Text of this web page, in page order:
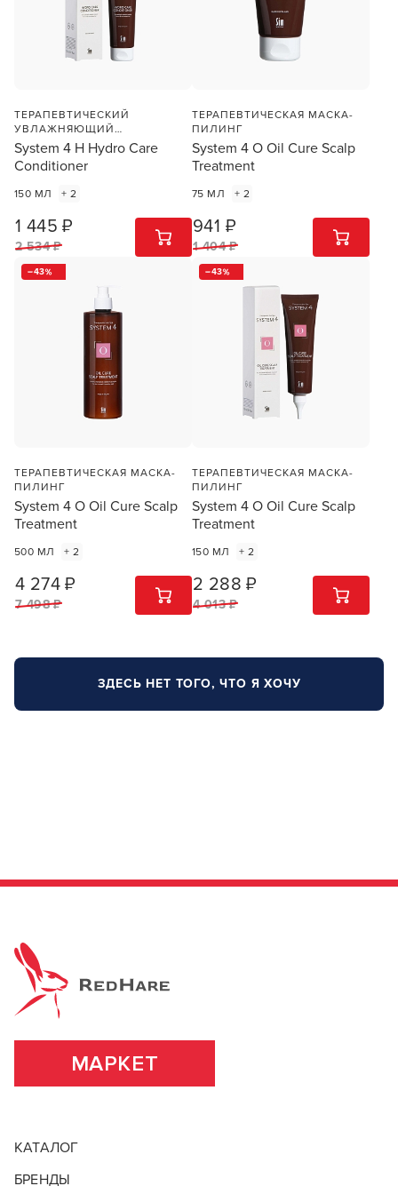
ТЕРАПЕВТИЧЕСКИЙ
УВЛАЖНЯЮЩИЙ
КОНДИЦИОНЕР
System 4 H Hydro Care
Conditioner
150 МЛ + 2
1 445 ₽
2 534 ₽
1 ШТ
ТЕРАПЕВТИЧЕСКАЯ МАСКА-
ПИЛИНГ
System 4 O Oil Cure Scalp
Treatment
75 МЛ + 2
941 ₽
1 404 ₽
1 ШТ
43
ТЕРАПЕВТИЧЕСКАЯ МАСКА-
ПИЛИНГ
System 4 O Oil Cure Scalp
Treatment
500 МЛ + 2
4 274 ₽
7 498 ₽
1 ШТ
43
ТЕРАПЕВТИЧЕСКАЯ МАСКА-
ПИЛИНГ
System 4 O Oil Cure Scalp
Treatment
150 МЛ + 2
2 288 ₽
4 013 ₽
1 ШТ
ЗДЕСЬ НЕТ ТОГО, ЧТО Я ХОЧУ
МАРКЕТ
КАТАЛОГ
БРЕНДЫ
ПРОДОЛЖУ ЗДЕСЬ